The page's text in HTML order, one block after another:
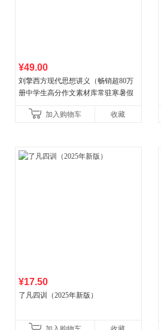
¥49.00
刘擎西方现代思想讲义（畅销超80万
册中学生高分作文素材库常驻寒暑假
讲透西方思想史，哲学知
加入购物车 收藏
¥17.50
了凡四训（2025年新版）